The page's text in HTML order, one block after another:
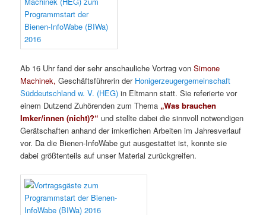
Ab 16 Uhr fand der sehr anschauliche Vortrag vonSimone
Machinek, Geschäftsführerin der Honigerzeugergemeinschaft
Süddeutschland w. V. (HEG) in Eltmann statt. Sie referierte vor
einem Dutzend Zuhörenden zum Thema „Wasbrauchen
Imker/innen (nicht)?“und stellte dabei die sinnvoll notwendigen
Gerätschaften anhand der imkerlichen Arbeiten im Jahresverlauf
vor. Da die Bienen-InfoWabe gut ausgestattet ist, konnte sie
dabei größtenteils auf unser Material zurückgreifen.